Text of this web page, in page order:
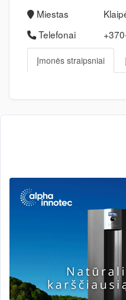
Miestas
Telefonai
Įmonės straipsniai